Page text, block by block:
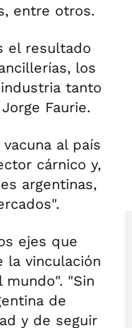
entre otros.
el resultado
los
tanto
Faurie.
al país
cárnico y,
argentinas,
ejes que
la vinculación
"Sin
de
y de seguir